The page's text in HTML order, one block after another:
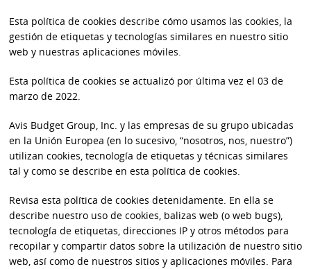
Esta política de cookies describe cómo usamos las cookies, la
gestión de etiquetas y tecnologías similares en nuestro sitio
web y nuestras aplicaciones móviles.
Esta política de cookies se actualizó por última vez el 03 de
marzo de 2022.
Avis Budget Group, Inc. y las empresas de su grupo ubicadas
en la Unión Europea (en lo sucesivo, “nosotros, nos, nuestro”)
utilizan cookies, tecnología de etiquetas y técnicas similares
tal y como se describe en esta política de cookies.
Revisa esta política de cookies detenidamente. En ella se
describe nuestro uso de cookies, balizas web (o web bugs),
tecnología de etiquetas, direcciones IP y otros métodos para
recopilar y compartir datos sobre la utilización de nuestro sitio
web, así como de nuestros sitios y aplicaciones móviles. Para